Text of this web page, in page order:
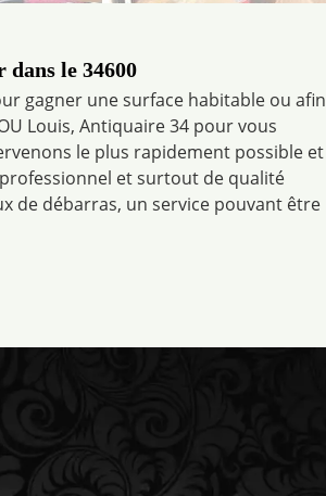
le 34600
gagner une surface habitable ou afin
Louis, Antiquaire 34 pour vous
le plus rapidement possible et
et surtout de qualité
de débarras, un service pouvant être